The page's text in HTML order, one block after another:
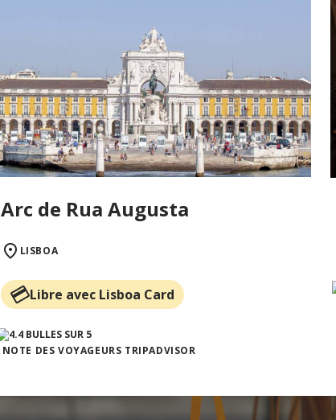
Arc de Rua Augusta
LISBOA
Libre avec Lisboa Card
NOTE DES VOYAGEURS TRIPADVISOR